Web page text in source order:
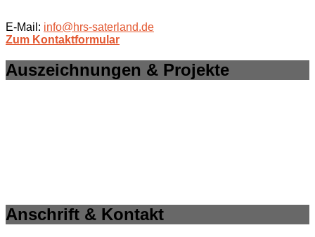
E-Mail: info@hrs-saterland.de
Zum Kontaktformular
Auszeichnungen & Projekte
Anschrift & Kontakt